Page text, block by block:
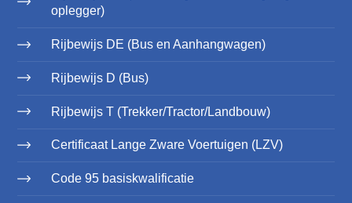
oplegger)
Rijbewijs DE (Bus en Aanhangwagen)
Rijbewijs D (Bus)
Rijbewijs T (Trekker/Tractor/Landbouw)
Certificaat Lange Zware Voertuigen (LZV)
Code 95 basiskwalificatie